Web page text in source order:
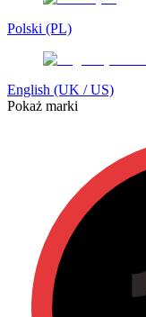
Polski (PL)
English (UK / US)
Pokaż marki